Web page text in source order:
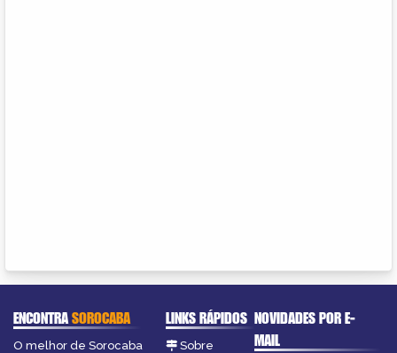
ENCONTRASOROCABA
O melhor de Sorocaba
LINKS RÁPIDOS
Sobre
NOVIDADES POR E-
MAIL